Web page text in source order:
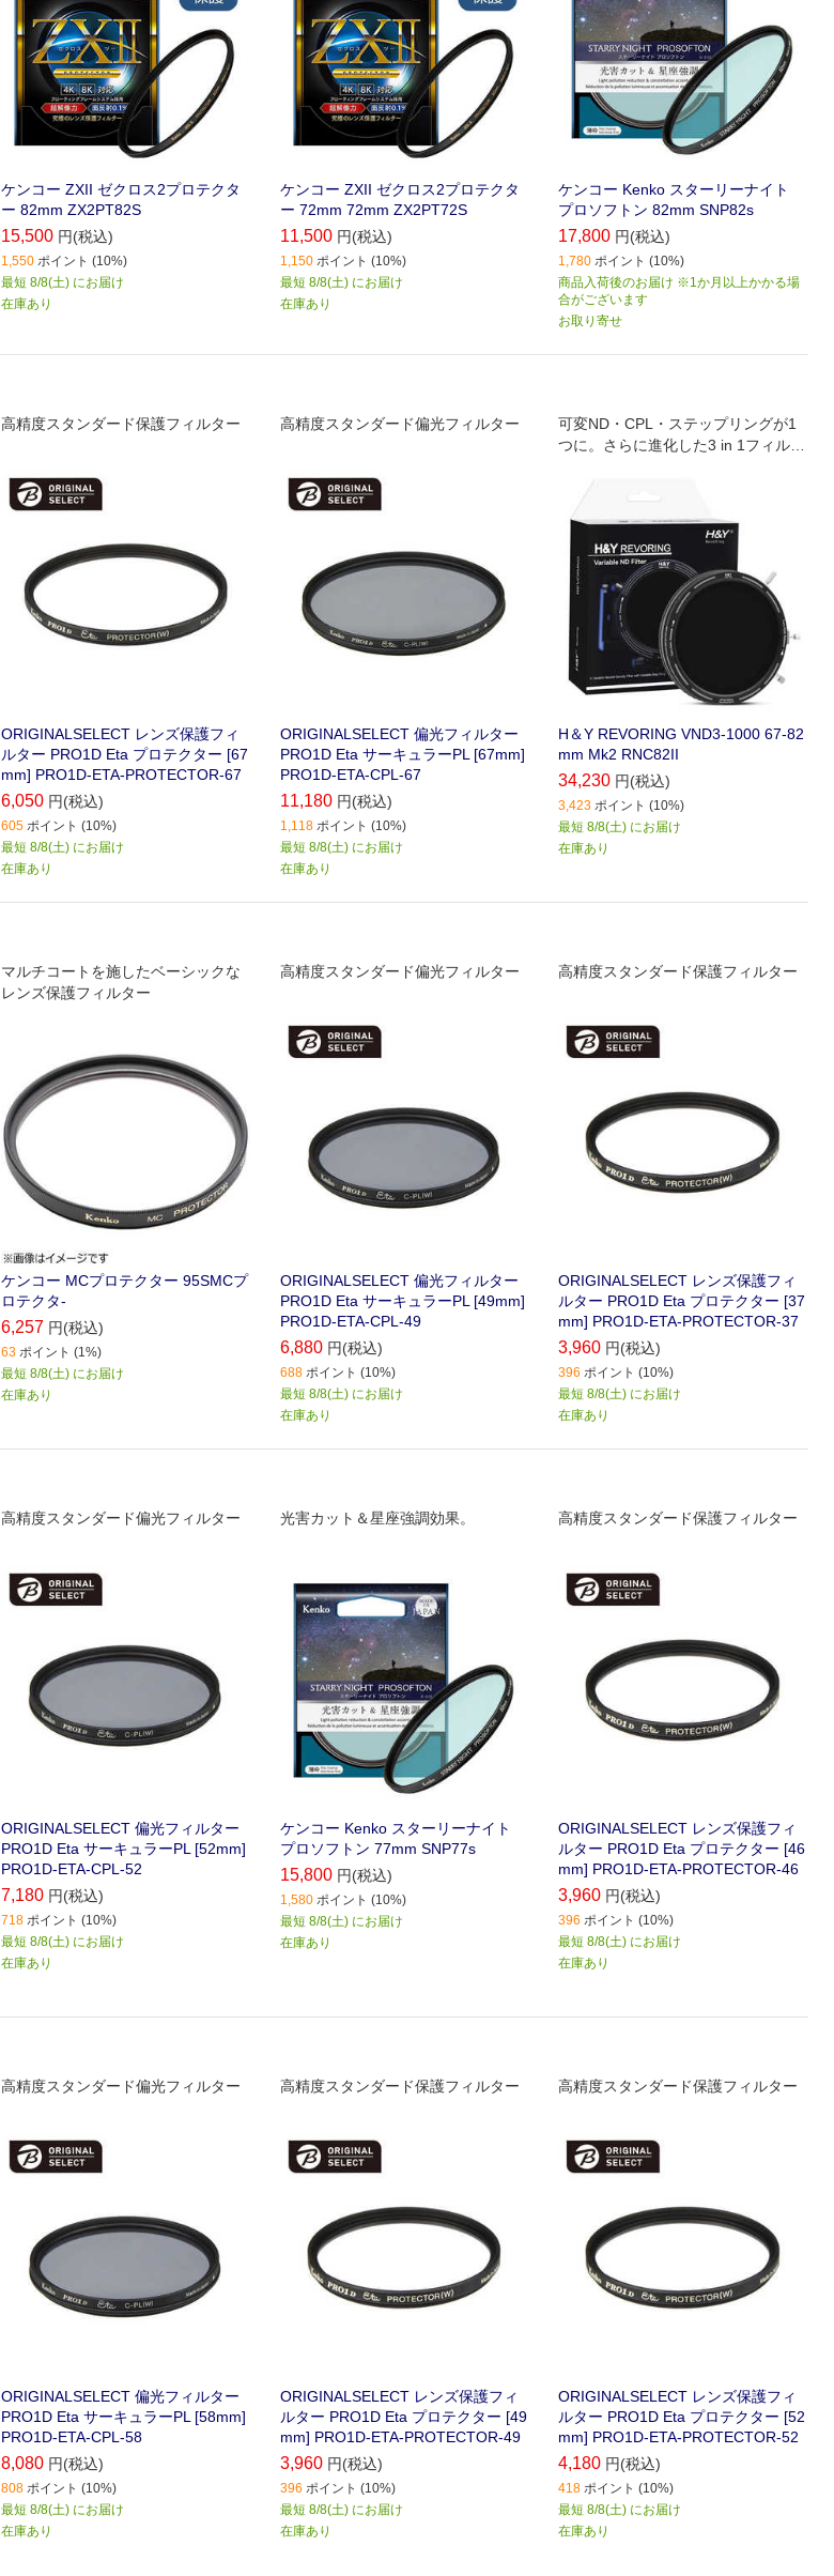
ケンコー ZXII ゼクロス2プロテクタ
ー 82mm ZX2PT82S
15,500 円(税込)
1,550 ポイント (10%)
最短 8/8(土) にお届け
在庫あり
ケンコー ZXII ゼクロス2プロテクタ
ー 72mm 72mm ZX2PT72S
11,500 円(税込)
1,150 ポイント (10%)
最短 8/8(土) にお届け
在庫あり
ケンコー Kenko スターリーナイト
プロソフトン 82mm SNP82s
17,800 円(税込)
1,780 ポイント (10%)
商品入荷後のお届け ※1か月以上かかる場
合がございます
お取り寄せ
高精度スタンダード保護フィルター
ORIGINALSELECT レンズ保護フィ
ルター PRO1D Eta プロテクター [67
mm] PRO1D-ETA-PROTECTOR-67
6,050 円(税込)
605 ポイント (10%)
最短 8/8(土) にお届け
在庫あり
高精度スタンダード偏光フィルター
ORIGINALSELECT 偏光フィルター
PRO1D Eta サーキュラーPL [67mm]
PRO1D-ETA-CPL-67
11,180 円(税込)
1,118 ポイント (10%)
最短 8/8(土) にお届け
在庫あり
可変ND・CPL・ステップリングが1
つに。さらに進化した3 in 1フィルタ
H＆Y REVORING VND3-1000 67-82
mm Mk2 RNC82II
34,230 円(税込)
3,423 ポイント (10%)
最短 8/8(土) にお届け
在庫あり
マルチコートを施したベーシックな
レンズ保護フィルター
ケンコー MCプロテクター 95SMCプ
ロテクタ‐
6,257 円(税込)
63 ポイント (1%)
最短 8/8(土) にお届け
在庫あり
高精度スタンダード偏光フィルター
ORIGINALSELECT 偏光フィルター
PRO1D Eta サーキュラーPL [49mm]
PRO1D-ETA-CPL-49
6,880 円(税込)
688 ポイント (10%)
最短 8/8(土) にお届け
在庫あり
高精度スタンダード保護フィルター
ORIGINALSELECT レンズ保護フィ
ルター PRO1D Eta プロテクター [37
mm] PRO1D-ETA-PROTECTOR-37
3,960 円(税込)
396 ポイント (10%)
最短 8/8(土) にお届け
在庫あり
高精度スタンダード偏光フィルター
ORIGINALSELECT 偏光フィルター
PRO1D Eta サーキュラーPL [52mm]
PRO1D-ETA-CPL-52
7,180 円(税込)
718 ポイント (10%)
最短 8/8(土) にお届け
在庫あり
光害カット＆星座強調効果。
ケンコー Kenko スターリーナイト
プロソフトン 77mm SNP77s
15,800 円(税込)
1,580 ポイント (10%)
最短 8/8(土) にお届け
在庫あり
高精度スタンダード保護フィルター
ORIGINALSELECT レンズ保護フィ
ルター PRO1D Eta プロテクター [46
mm] PRO1D-ETA-PROTECTOR-46
3,960 円(税込)
396 ポイント (10%)
最短 8/8(土) にお届け
在庫あり
高精度スタンダード偏光フィルター
ORIGINALSELECT 偏光フィルター
PRO1D Eta サーキュラーPL [58mm]
PRO1D-ETA-CPL-58
8,080 円(税込)
808 ポイント (10%)
最短 8/8(土) にお届け
在庫あり
高精度スタンダード保護フィルター
ORIGINALSELECT レンズ保護フィ
ルター PRO1D Eta プロテクター [49
mm] PRO1D-ETA-PROTECTOR-49
3,960 円(税込)
396 ポイント (10%)
最短 8/8(土) にお届け
在庫あり
高精度スタンダード保護フィルター
ORIGINALSELECT レンズ保護フィ
ルター PRO1D Eta プロテクター [52
mm] PRO1D-ETA-PROTECTOR-52
4,180 円(税込)
418 ポイント (10%)
最短 8/8(土) にお届け
在庫あり